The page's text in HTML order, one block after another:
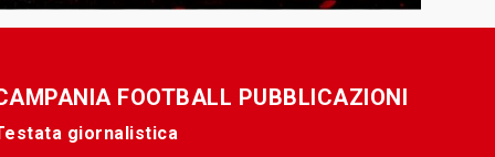
FOOTBALL PUBBLICAZIONI
giornalistica